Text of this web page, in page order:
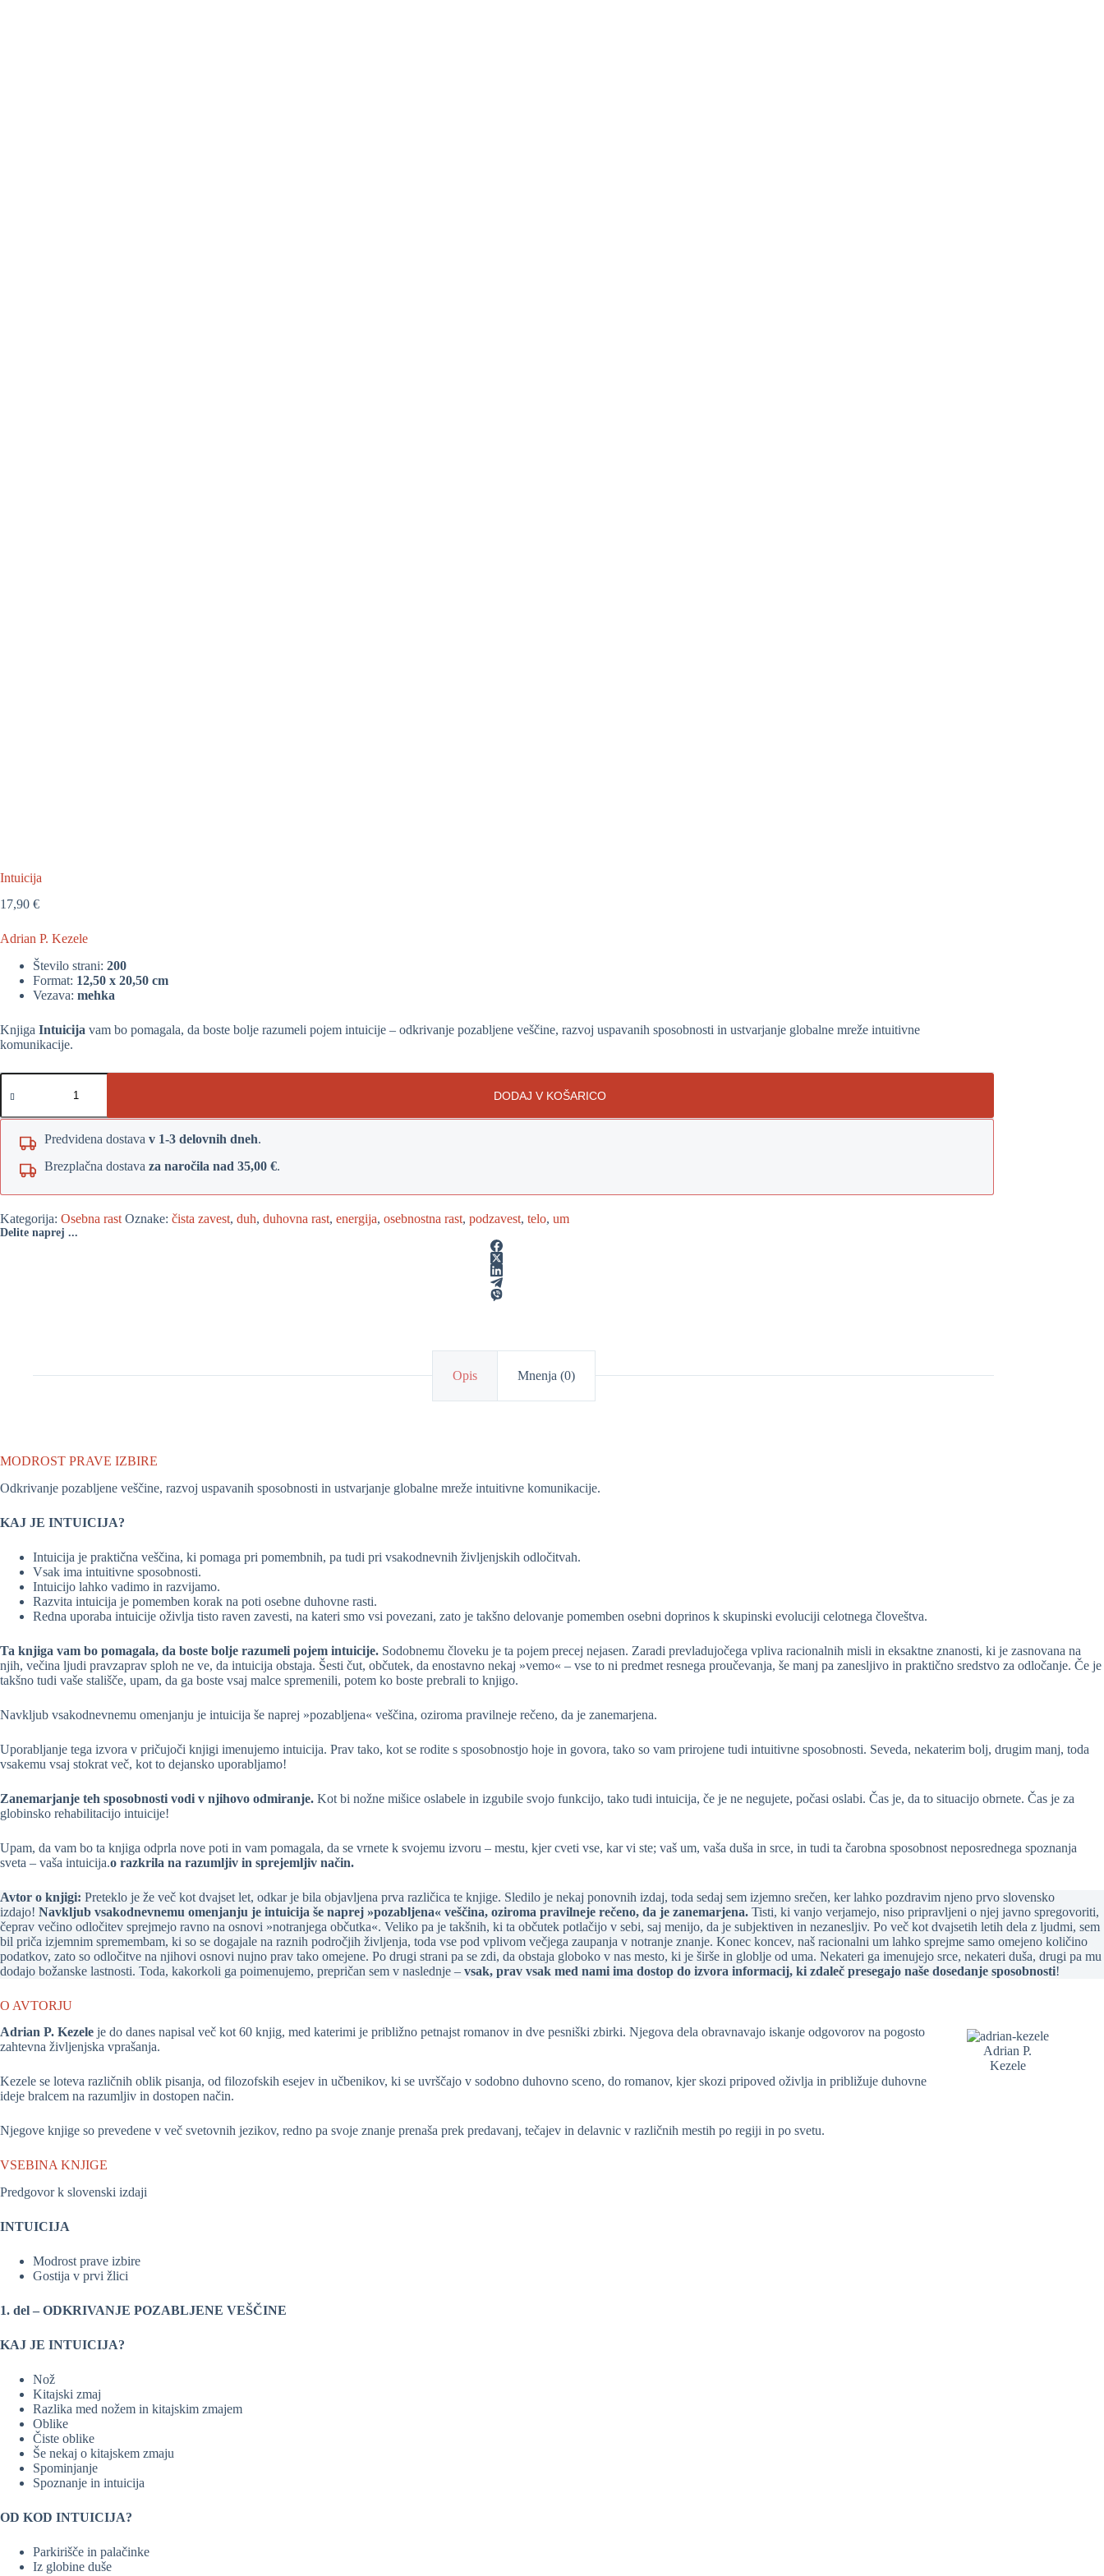
Intuicija
17,90 €
Adrian P. Kezele
Število strani: 200
Format: 12,50 x 20,50 cm
Vezava: mehka
Knjiga Intuicija vam bo pomagala, da boste bolje razumeli pojem intuicije – odkrivanje pozabljene veščine, razvoj uspavanih sposobnosti in ustvarjanje globalne mreže intuitivne
komunikacije.
Intuicija
količina
DODAJ V KOŠARICO
Predvidena dostava v 1-3 delovnih dneh.
Brezplačna dostava za naročila nad 35,00 €.
Kategorija: Osebna rast Oznake: čista zavest, duh, duhovna rast, energija, osebnostna rast, podzavest, telo, um
Delite naprej ...
Opis Mnenja (0)
MODROST PRAVE IZBIRE
Odkrivanje pozabljene veščine, razvoj uspavanih sposobnosti in ustvarjanje globalne mreže intuitivne komunikacije.
KAJ JE INTUICIJA?
Intuicija je praktična veščina, ki pomaga pri pomembnih, pa tudi pri vsakodnevnih življenjskih odločitvah.
Vsak ima intuitivne sposobnosti.
Intuicijo lahko vadimo in razvijamo.
Razvita intuicija je pomemben korak na poti osebne duhovne rasti.
Redna uporaba intuicije oživlja tisto raven zavesti, na kateri smo vsi povezani, zato je takšno delovanje pomemben osebni doprinos k skupinski evoluciji celotnega človeštva.
Ta knjiga vam bo pomagala, da boste bolje razumeli pojem intuicije. Sodobnemu človeku je ta pojem precej nejasen. Zaradi prevladujočega vpliva racionalnih misli in eksaktne znanosti, ki je zasnovana na
njih, večina ljudi pravzaprav sploh ne ve, da intuicija obstaja. Šesti čut, občutek, da enostavno nekaj »vemo« – vse to ni predmet resnega proučevanja, še manj pa zanesljivo in praktično sredstvo za odločanje. Če je
takšno tudi vaše stališče, upam, da ga boste vsaj malce spremenili, potem ko boste prebrali to knjigo.
Navkljub vsakodnevnemu omenjanju je intuicija še naprej »pozabljena« veščina, oziroma pravilneje rečeno, da je zanemarjena.
Uporabljanje tega izvora v pričujoči knjigi imenujemo intuicija. Prav tako, kot se rodite s sposobnostjo hoje in govora, tako so vam prirojene tudi intuitivne sposobnosti. Seveda, nekaterim bolj, drugim manj, toda
vsakemu vsaj stokrat več, kot to dejansko uporabljamo!
Zanemarjanje teh sposobnosti vodi v njihovo odmiranje. Kot bi nožne mišice oslabele in izgubile svojo funkcijo, tako tudi intuicija, če je ne negujete, počasi oslabi. Čas je, da to situacijo obrnete. Čas je za
globinsko rehabilitacijo intuicije!
Upam, da vam bo ta knjiga odprla nove poti in vam pomagala, da se vrnete k svojemu izvoru – mestu, kjer cveti vse, kar vi ste; vaš um, vaša duša in srce, in tudi ta čarobna sposobnost neposrednega spoznanja
sveta – vaša intuicija.o razkrila na razumljiv in sprejemljiv način.
Avtor o knjigi: Preteklo je že več kot dvajset let, odkar je bila objavljena prva različica te knjige. Sledilo je nekaj ponovnih izdaj, toda sedaj sem izjemno srečen, ker lahko pozdravim njeno prvo slovensko
izdajo! Navkljub vsakodnevnemu omenjanju je intuicija še naprej »pozabljena« veščina, oziroma pravilneje rečeno, da je zanemarjena. Tisti, ki vanjo verjamejo, niso pripravljeni o njej javno spregovoriti,
čeprav večino odločitev sprejmejo ravno na osnovi »notranjega občutka«. Veliko pa je takšnih, ki ta občutek potlačijo v sebi, saj menijo, da je subjektiven in nezanesljiv. Po več kot dvajsetih letih dela z ljudmi, sem
bil priča izjemnim spremembam, ki so se dogajale na raznih področjih življenja, toda vse pod vplivom večjega zaupanja v notranje znanje. Konec koncev, naš racionalni um lahko sprejme samo omejeno količino
podatkov, zato so odločitve na njihovi osnovi nujno prav tako omejene. Po drugi strani pa se zdi, da obstaja globoko v nas mesto, ki je širše in globlje od uma. Nekateri ga imenujejo srce, nekateri duša, drugi pa mu
dodajo božanske lastnosti. Toda, kakorkoli ga poimenujemo, prepričan sem v naslednje – vsak, prav vsak med nami ima dostop do izvora informacij, ki zdaleč presegajo naše dosedanje sposobnosti!
O AVTORJU
Adrian P.
Kezele
Adrian P. Kezele je do danes napisal več kot 60 knjig, med katerimi je približno petnajst romanov in dve pesniški zbirki. Njegova dela obravnavajo iskanje odgovorov na pogosto
zahtevna življenjska vprašanja.
Kezele se loteva različnih oblik pisanja, od filozofskih esejev in učbenikov, ki se uvrščajo v sodobno duhovno sceno, do romanov, kjer skozi pripoved oživlja in približuje duhovne
ideje bralcem na razumljiv in dostopen način.
Njegove knjige so prevedene v več svetovnih jezikov, redno pa svoje znanje prenaša prek predavanj, tečajev in delavnic v različnih mestih po regiji in po svetu.
VSEBINA KNJIGE
Predgovor k slovenski izdaji
INTUICIJA
Modrost prave izbire
Gostija v prvi žlici
1. del – ODKRIVANJE POZABLJENE VEŠČINE
KAJ JE INTUICIJA?
Nož
Kitajski zmaj
Razlika med nožem in kitajskim zmajem
Oblike
Čiste oblike
Še nekaj o kitajskem zmaju
Spominjanje
Spoznanje in intuicija
OD KOD INTUICIJA?
Parkirišče in palačinke
Iz globine duše